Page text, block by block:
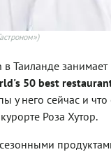
в Таиланде
50 best
у него сейчас и
Роза Хутор.